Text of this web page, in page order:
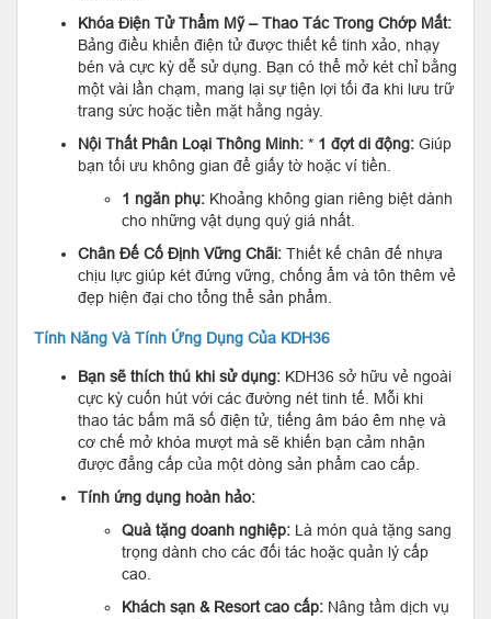
Khóa Điện Tử Thẩm Mỹ – Thao Tác Trong Chớp Mắt:
Bảng điều khiển điện tử được thiết kế tinh xảo, nhạy
bén và cực kỳ dễ sử dụng. Bạn có thể mở két chỉ bằng
một vài lần chạm, mang lại sự tiện lợi tối đa khi lưu trữ
trang sức hoặc tiền mặt hằng ngày.
Nội Thất Phân Loại Thông Minh: * 1 đợt di động: Giúp
bạn tối ưu không gian để giấy tờ hoặc ví tiền.
1 ngăn phụ: Khoảng không gian riêng biệt dành
cho những vật dụng quý giá nhất.
Chân Đế Cố Định Vững Chãi: Thiết kế chân đế nhựa
chịu lực giúp két đứng vững, chống ẩm và tôn thêm vẻ
đẹp hiện đại cho tổng thể sản phẩm.
Tính Năng Và Tính Ứng Dụng Của KDH36
Bạn sẽ thích thú khi sử dụng: KDH36 sở hữu vẻ ngoài
cực kỳ cuốn hút với các đường nét tinh tế. Mỗi khi
thao tác bấm mã số điện tử, tiếng âm báo êm nhẹ và
cơ chế mở khóa mượt mà sẽ khiến bạn cảm nhận
được đẳng cấp của một dòng sản phẩm cao cấp.
Tính ứng dụng hoàn hảo:
Quà tặng doanh nghiệp: Là món quà tặng sang
trọng dành cho các đối tác hoặc quản lý cấp
cao.
Khách sạn & Resort cao cấp: Nâng tầm dịch vụ